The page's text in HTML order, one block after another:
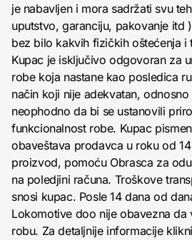
je nabavljen i mora sadržati svu
uputstvo, garanciju, pakovanje itd
bez bilo kakvih fizičkih oštećenja i
Kupac je isključivo odgovoran za
robe koja nastane kao posledica
način koji nije adekvatan,
neophodno da bi se ustanovili
funkcionalnost robe. Kupac
obaveštava prodavca u roku od
proizvod, pomoću Obrasca za
na poledjini računa. Troškove
snosi kupac. Posle 14 dana od
Lokomotive doo nije obavezna da
robu. Za detaljnije informacije